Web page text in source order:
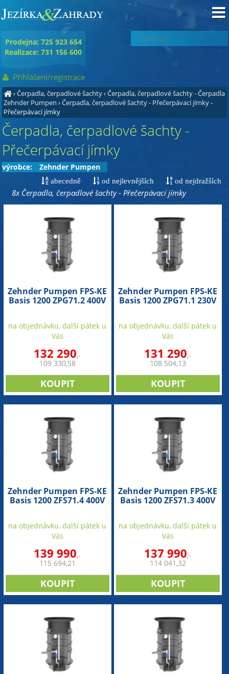
›Čerpadla, čerpadlové šachty›Čerpadla, čerpadlové šachty - Čerpadla
Zehnder Pumpen ›Čerpadla, čerpadlové šachty - Přečerpávací jímky-
Přečerpávací jímky
Čerpadla, čerpadlové šachty -
Přečerpávací jímky
výrobce: Zehnder Pumpen
abecedně od nejlevnějších od nejdražších
8x Čerpadla, čerpadlové šachty - Přečerpávací jímky
Zehnder Pumpen FPS-KE
Basis 1200 ZPG71.2 400V
na objednávku, další pátek u
Vás
132 290,-
109 330,58
Zehnder Pumpen FPS-KE
Basis 1200 ZPG71.1 230V
na objednávku, další pátek u
Vás
131 290,-
108 504,13
Zehnder Pumpen FPS-KE
Basis 1200 ZFS71.4 400V
na objednávku, další pátek u
Vás
139 990,-
115 694,21
Zehnder Pumpen FPS-KE
Basis 1200 ZFS71.3 400V
na objednávku, další pátek u
Vás
137 990,-
114 041,32
Prodejna: 725 923 654
Realizace: 731 156 600
Přihlášení/registrace